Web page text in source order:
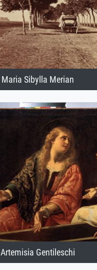
Maria Sibylla Merian
Artemisia Gentileschi